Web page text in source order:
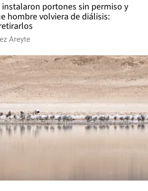
instalaron portones sin permiso y
hombre volviera de diálisis:
Areyte